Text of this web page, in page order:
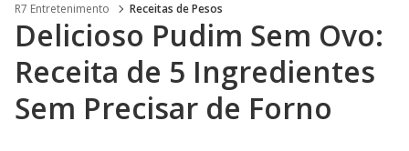
R7 Entretenimento Receitas de Pesos
Delicioso Pudim Sem Ovo:
Receita de 5 Ingredientes
Sem Precisar de Forno